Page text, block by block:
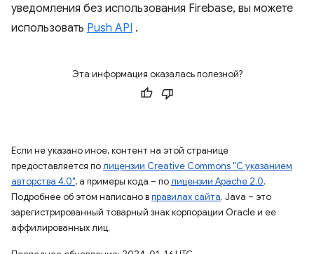
уведомления без использования Firebase, вы можете
использовать Push API .
Эта информация оказалась полезной?
Если не указано иное, контент на этой странице
предоставляется полицензии Creative Commons "С указанием
авторства 4.0", а примеры кода – полицензии Apache 2.0.
Подробнее об этом написано вправилах сайта. Java – это
зарегистрированный товарный знак корпорации Oracle и ее
аффилированных лиц.